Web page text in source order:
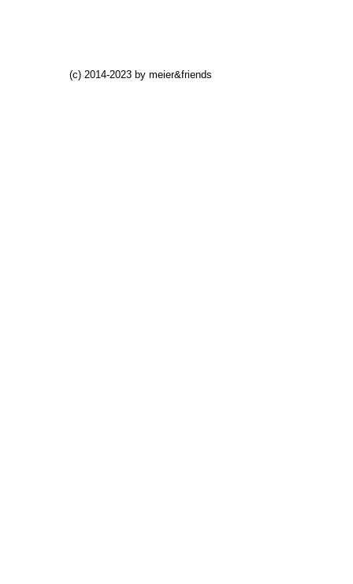
(c) 2014-2023 by meier&friends